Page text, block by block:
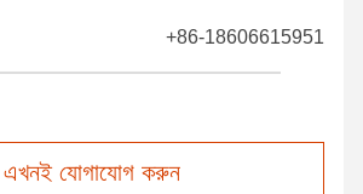
+86-18606615951
এখনই যোগাযোগ করুন